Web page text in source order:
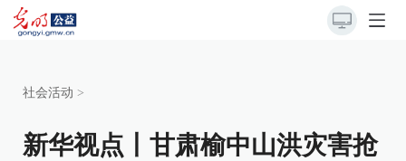
社会活动 >
新华视点丨甘肃榆中山洪灾害抢